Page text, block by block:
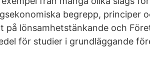
begrepp, principer
på lönsamhetstänkande och
för studier i grundläggande